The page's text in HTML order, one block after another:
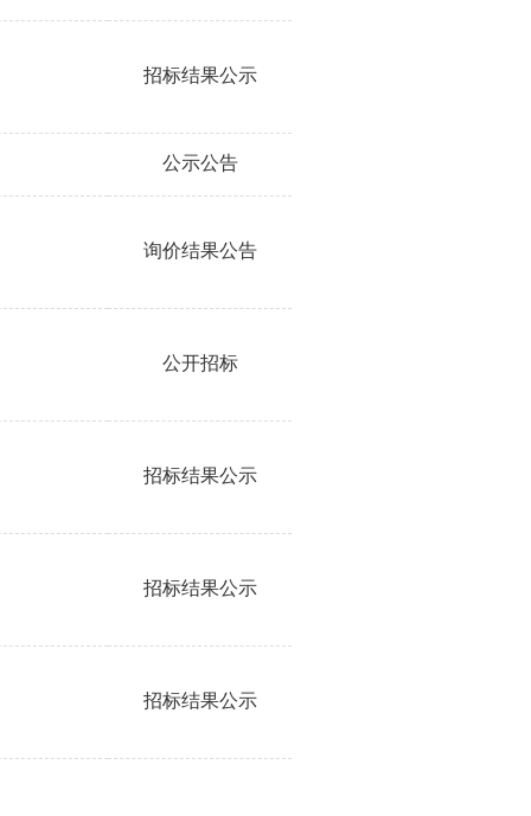
招标结果公示
公示公告
询价结果公告
公开招标
招标结果公示
招标结果公示
招标结果公示